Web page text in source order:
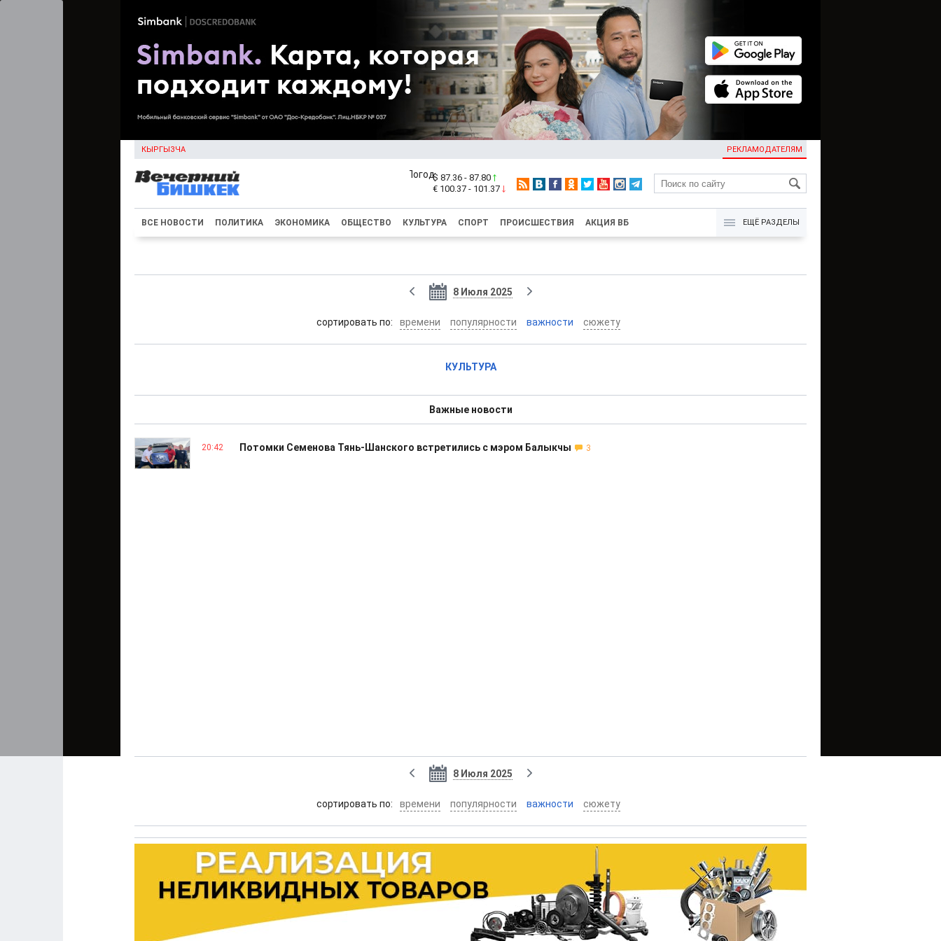
КЫРГЫЗЧА РЕКЛАМОДАТЕЛЯМ
KG
$ 87.36 - 87.80
€ 100.37 - 101.37
ВСЕ НОВОСТИ ПОЛИТИКА ЭКОНОМИКА ОБЩЕСТВО КУЛЬТУРА СПОРТ ПРОИСШЕСТВИЯ АКЦИЯ ВБ ЕЩЁ РАЗДЕЛЫ
8 Июля 2025
cортировать по: времени популярности важности сюжету
КУЛЬТУРА
Важные новости
20:42 Потомки Семенова Тянь-Шанского встретились с мэром Балыкчы 3
8 Июля 2025
cортировать по: времени популярности важности сюжету